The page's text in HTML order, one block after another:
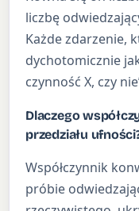
liczbę
Każde zdarzenie,
dychotomicznie
czynność X, czy
Dlaczego
przedziału
Współczynnik
próbie